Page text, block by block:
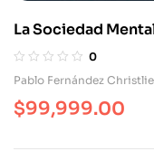
La Sociedad
0
Pablo Fernández
$99,999.00